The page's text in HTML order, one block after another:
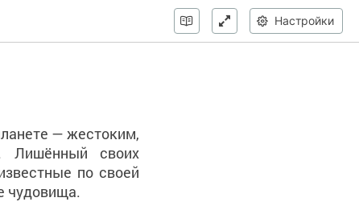
Настройки
— жестоким,
Лишённый своих
по своей
чудовища.